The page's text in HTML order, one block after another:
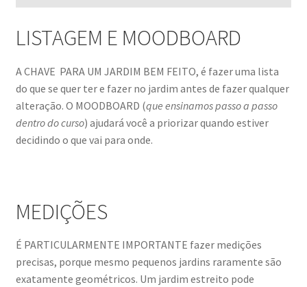
LISTAGEM E MOODBOARD
A CHAVE PARA UM JARDIM BEM FEITO, é fazer uma lista
do que se quer ter e fazer no jardim antes de fazer qualquer
alteração. O MOODBOARD (que ensinamos passo a passo
dentro do curso) ajudará você a priorizar quando estiver
decidindo o que vai para onde.
MEDIÇÕES
É PARTICULARMENTE IMPORTANTE fazer medições
precisas, porque mesmo pequenos jardins raramente são
exatamente geométricos. Um jardim estreito pode